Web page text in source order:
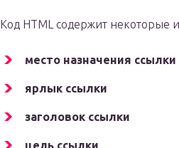
Код HTML содержит некоторые
место назначения ссылки
ярлык ссылки
заголовок ссылки
цель ссылки